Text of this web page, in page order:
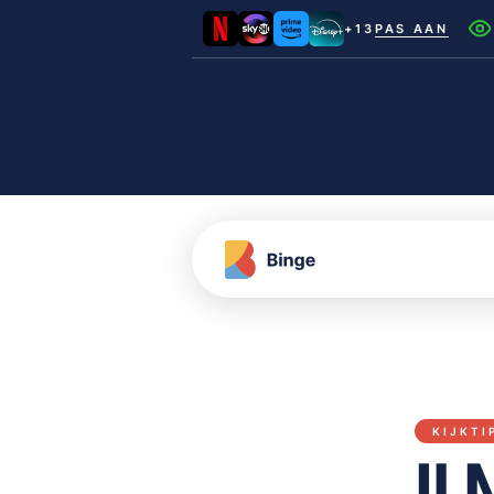
+13 PAS AAN
Netflix
KIJKTIP